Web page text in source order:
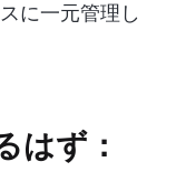
に一元管理し
はず：